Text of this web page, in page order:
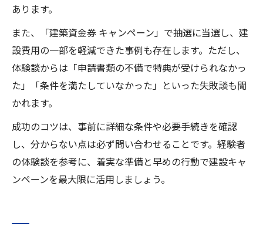
あります。
また、「建築資金券 キャンペーン」で抽選に当選し、建
設費用の一部を軽減できた事例も存在します。ただし、
体験談からは「申請書類の不備で特典が受けられなかっ
た」「条件を満たしていなかった」といった失敗談も聞
かれます。
成功のコツは、事前に詳細な条件や必要手続きを確認
し、分からない点は必ず問い合わせることです。経験者
の体験談を参考に、着実な準備と早めの行動で建設キャ
ンペーンを最大限に活用しましょう。